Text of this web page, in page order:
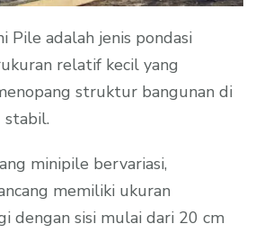
Pile adalah jenis pondasi
relatif kecil yang
struktur bangunan di
stabil.
minipile bervariasi,
memiliki ukuran
dengan sisi mulai dari 20 cm